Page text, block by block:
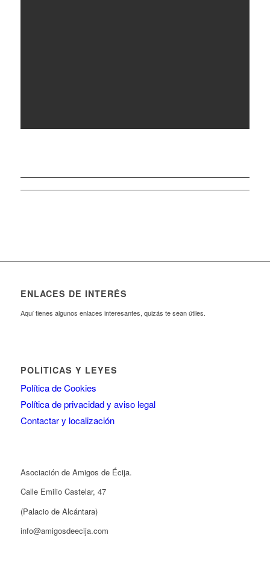
ENLACES DE INTERÉS
Aquí tienes algunos enlaces interesantes, quizás te sean útiles.
POLÍTICAS Y LEYES
Política de Cookies
Política de privacidad y aviso legal
Contactar y localización
Asociación de Amigos de Écija.
Calle Emilio Castelar, 47
(Palacio de Alcántara)
info@amigosdeecija.com